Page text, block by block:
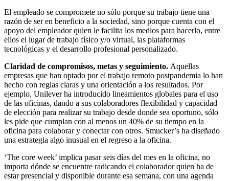
El empleado se compromete no sólo porque su trabajo tiene una
razón de ser en beneficio a la sociedad, sino porque cuenta con el
apoyo del empleador quien le facilita los medios para hacerlo, entre
ellos el lugar de trabajo físico y/o virtual, las plataformas
tecnológicas y el desarrollo profesional personalizado.
Claridad de compromisos, metas y seguimiento. Aquellas
empresas que han optado por el trabajo remoto postpandemia lo han
hecho con reglas claras y una orientación a los resultados. Por
ejemplo, Unilever ha introducido lineamientos globales para el uso
de las oficinas, dando a sus colaboradores flexibilidad y capacidad
de elección para realizar su trabajo desde donde sea oportuno, sólo
les pide que cumplan con al menos un 40% de su tiempo en la
oficina para colaborar y conectar con otros. Smucker’s ha diseñado
una estrategia algo inusual en el regreso a la oficina.
‘The core week’ implica pasar seis días del mes en la oficina, no
importa dónde se encuentre radicando el colaborador quien ha de
estar presencial y disponible durante esa semana, con una agenda